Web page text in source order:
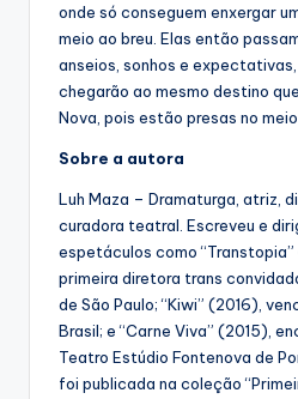
onde só conseguem enxergar
meio ao breu. Elas então
anseios, sonhos e
chegarão ao mesmo destino
Nova, pois estão presas no
Sobre a autora
Luh Maza – Dramaturga, atriz,
curadora teatral. Escreveu e
espetáculos como
primeira diretora trans
de São Paulo; “Kiwi” (2016),
Brasil; e “Carne Viva” (2015),
Teatro Estúdio Fontenova de
foi publicada na coleção